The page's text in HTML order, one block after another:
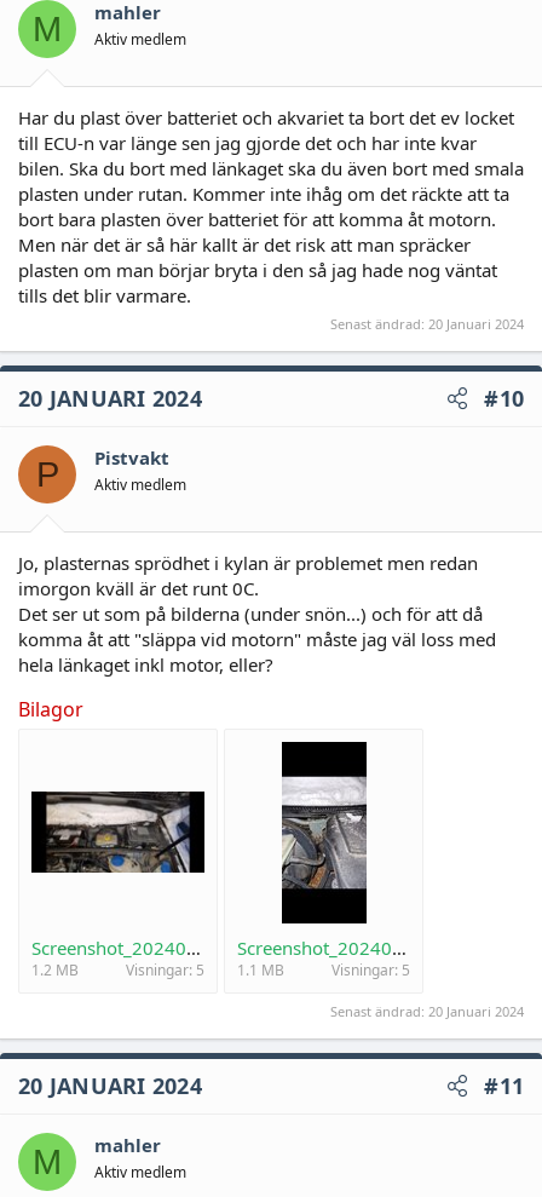
M mahler
Aktiv medlem
Har du plast över batteriet och akvariet ta bort det ev locket
till ECU-n var länge sen jag gjorde det och har inte kvar
bilen. Ska du bort med länkaget ska du även bort med smala
plasten under rutan. Kommer inte ihåg om det räckte att ta
bort bara plasten över batteriet för att komma åt motorn.
Men när det är så här kallt är det risk att man spräcker
plasten om man börjar bryta i den så jag hade nog väntat
tills det blir varmare.
Senast ändrad: 20 Januari 2024
20 JANUARI 2024 #10
P Pistvakt
Aktiv medlem
Jo, plasternas sprödhet i kylan är problemet men redan
imorgon kväll är det runt 0C.
Det ser ut som på bilderna (under snön...) och för att då
komma åt att "släppa vid motorn" måste jag väl loss med
hela länkaget inkl motor, eller?
Bilagor
Screenshot_20240120_161316_Gallery.jpg
1.2 MB Visningar: 5
Screenshot_20240120_161403_Gallery.jpg
1.1 MB Visningar: 5
Senast ändrad: 20 Januari 2024
20 JANUARI 2024 #11
M mahler
Aktiv medlem